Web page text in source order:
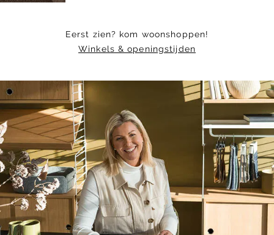
Eerst zien? kom woonshoppen!
Winkels & openingstijden